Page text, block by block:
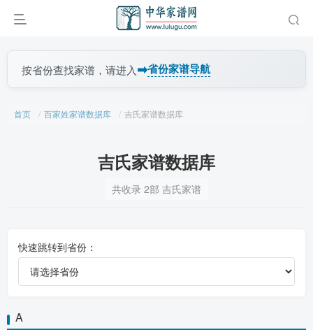
按省份查找家谱，请进入➡省份家谱导航
首页 百家姓家谱数据库 吉氏家谱数据库
吉氏家谱数据库
共收录 2部 吉氏家谱
快速跳转到省份：
A